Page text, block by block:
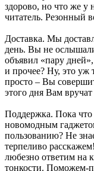
здорово, но что же у
читатель. Резонный
Доставка. Мы
день. Вы не
объявил «пару
и прочее? Ну, это уж
просто – Вы
этого дня Вам
Поддержка. Пока что
новомодным
пользованию? Не
терпеливо
любезно ответим на
тонкости. Поможем-